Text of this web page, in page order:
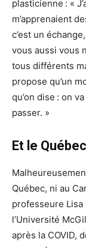
plasticienne : «
m’apprenaient
c’est un
vous aussi vous
tous différents
propose qu’un
qu’on dise : on
passer. »
Et le
Québec, ni au
professeure Lisa
l’Université
après la COVID,